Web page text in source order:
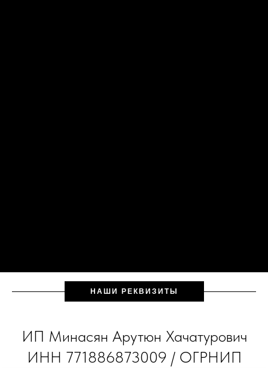
НАШИ РЕКВИЗИТЫ
ИП Минасян Арутюн Хачатурович
ИНН 771886873009 / ОГРНИП